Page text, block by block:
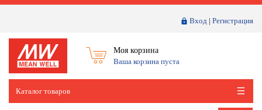
Вход | Регистрация
Моя корзина
Ваша корзина пуста
Каталог товаров